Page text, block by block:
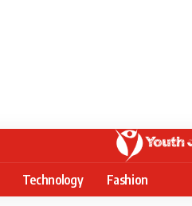
Technology Fashion